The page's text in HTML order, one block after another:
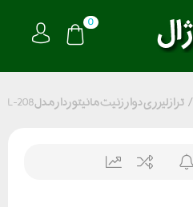
0
/ ترازلیزری دوار زنیت مانیتوردار مدل ZRL-208